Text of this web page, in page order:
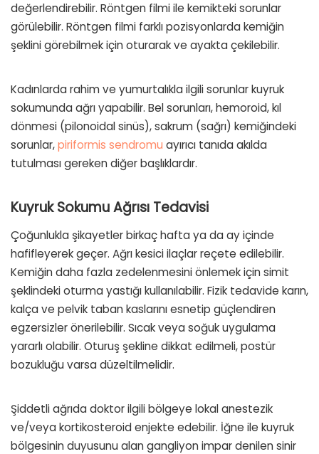
değerlendirebilir. Röntgen filmi ile kemikteki sorunlar
görülebilir. Röntgen filmi farklı pozisyonlarda kemiğin
şeklini görebilmek için oturarak ve ayakta çekilebilir.
Kadınlarda rahim ve yumurtalıkla ilgili sorunlar kuyruk
sokumunda ağrı yapabilir. Bel sorunları, hemoroid, kıl
dönmesi (pilonoidal sinüs), sakrum (sağrı) kemiğindeki
sorunlar,piriformis sendromu ayırıcı tanıda akılda
tutulması gereken diğer başlıklardır.
Kuyruk Sokumu Ağrısı Tedavisi
Çoğunlukla şikayetler birkaç hafta ya da ay içinde
hafifleyerek geçer. Ağrı kesici ilaçlar reçete edilebilir.
Kemiğin daha fazla zedelenmesini önlemek için simit
şeklindeki oturma yastığı kullanılabilir. Fizik tedavide karın,
kalça ve pelvik taban kaslarını esnetip güçlendiren
egzersizler önerilebilir. Sıcak veya soğuk uygulama
yararlı olabilir. Oturuş şekline dikkat edilmeli, postür
bozukluğu varsa düzeltilmelidir.
Şiddetli ağrıda doktor ilgili bölgeye lokal anestezik
ve/veya kortikosteroid enjekte edebilir. İğne ile kuyruk
bölgesinin duyusunu alan gangliyon impar denilen sinir